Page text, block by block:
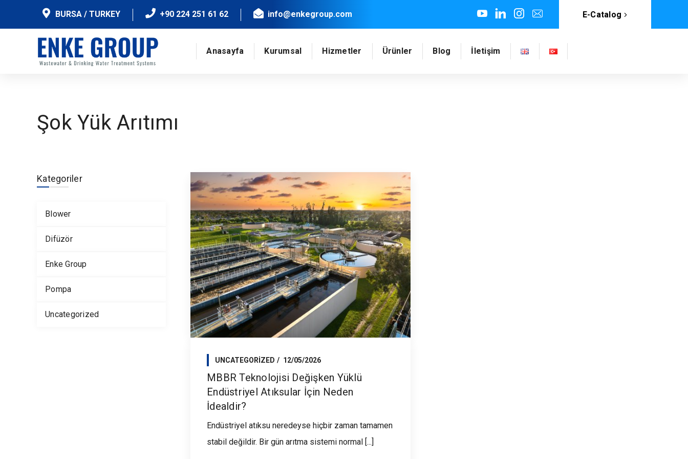
BURSA / TURKEY +90 224 251 61 62 info@enkegroup.com E-Catalog
Anasayfa Kurumsal Hizmetler Ürünler Blog İletişim
Şok Yük Arıtımı
Kategoriler
Blower
Difüzör
Enke Group
Pompa
Uncategorized
UNCATEGORIZED 12/05/2026
MBBR Teknolojisi Değişken Yüklü
Endüstriyel Atıksular İçin Neden
İdealdir?
Endüstriyel atıksu neredeyse hiçbir zaman tamamen
stabil değildir. Bir gün arıtma sistemi normal [...]